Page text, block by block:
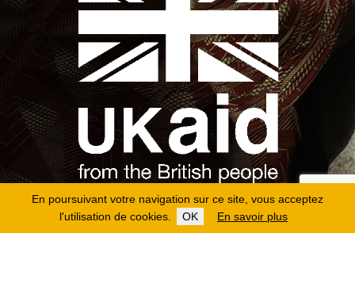
En poursuivant votre navigation sur ce site, vous acceptez
l'utilisation de cookies.
OK En savoir plus